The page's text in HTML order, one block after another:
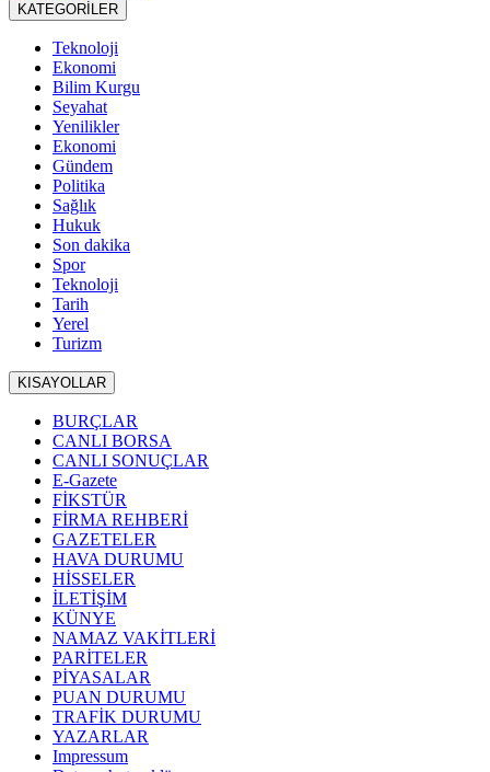
KATEGORİLER
Teknoloji
Ekonomi
Bilim Kurgu
Seyahat
Yenilikler
Ekonomi
Gündem
Politika
Sağlık
Hukuk
Son dakika
Spor
Teknoloji
Tarih
Yerel
Turizm
KISAYOLLAR
BURÇLAR
CANLI BORSA
CANLI SONUÇLAR
E-Gazete
FİKSTÜR
FİRMA REHBERİ
GAZETELER
HAVA DURUMU
HİSSELER
İLETİŞİM
KÜNYE
NAMAZ VAKİTLERİ
PARİTELER
PİYASALAR
PUAN DURUMU
TRAFİK DURUMU
YAZARLAR
Impressum